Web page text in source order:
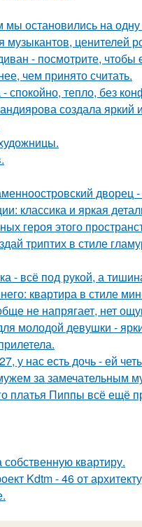
остановились на
ценителей
- посмотрите, чтобы
чем принято считать.
тепло, без
создала яркий
дворец
классика и яркая
героя этого
триптих в стиле
- всё под рукой, а
квартира в стиле
не напрягает, нет
молодой девушки -
у нас есть дочь - ей
за замечательным
платья Пиппы всё ещё
квартиру.
Kdtm - 46 от